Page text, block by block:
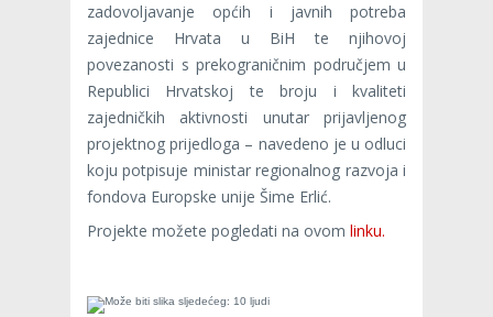
zadovoljavanje općih i javnih potreba
zajednice Hrvata u BiH te njihovoj
povezanosti s prekograničnim područjem u
Republici Hrvatskoj te broju i kvaliteti
zajedničkih aktivnosti unutar prijavljenog
projektnog prijedloga – navedeno je u odluci
koju potpisuje ministar regionalnog razvoja i
fondova Europske unije Šime Erlić.
Projekte možete pogledati na ovom linku.